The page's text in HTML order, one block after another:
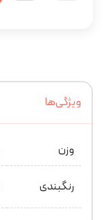
ویژگی‌ها
وزن
رنگبندی